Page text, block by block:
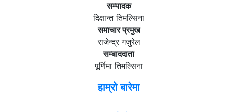
सम्पादक
दिक्षान्त तिमल्सिना
समाचार प्रमुख
राजेन्द्र गजुरेल
सम्बाददाता
पूर्णिमा तिमल्सिना
हाम्रो बारेमा